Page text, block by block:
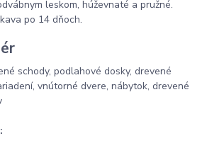
leskom, húževnaté a pružné.
po 14 dňoch.
schody, podlahové dosky, drevené
, vnútorné dvere, nábytok, drevené